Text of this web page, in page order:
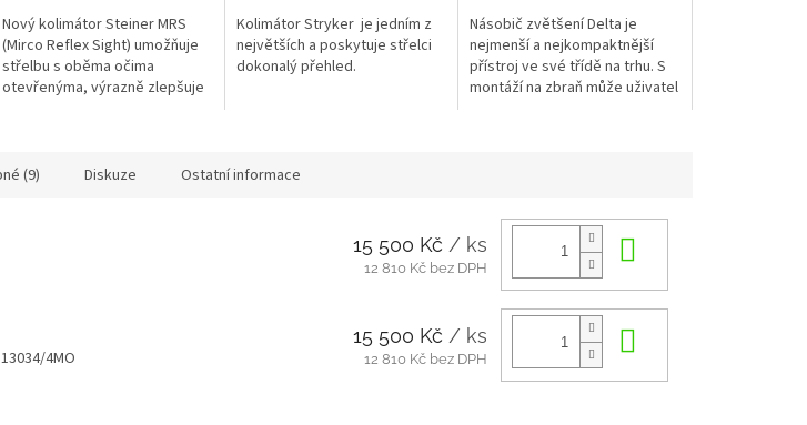
hvězdiček.
Nový kolimátor Steiner MRS
(Mirco Reflex Sight) umožňuje
střelbu s oběma očima
otevřenýma, výrazně zlepšuje
Kolimátor Stryker je jedním z
největších a poskytuje střelci
dokonalý přehled.
Násobič zvětšení Delta je
nejmenší a nejkompaktnější
přístroj ve své třídě na trhu. S
montáží na zbraň může uživatel
(9) Diskuze Ostatní informace
15 500 Kč / ks
12 810 Kč bez DPH
4MO
15 500 Kč / ks
12 810 Kč bez DPH